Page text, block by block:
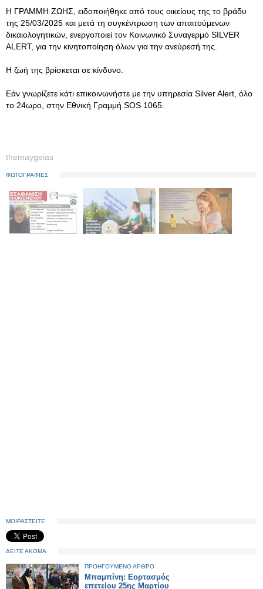
Η ΓΡΑΜΜΗ ΖΩΗΣ, ειδοποιήθηκε από τους οικείους της το βράδυ
της 25/03/2025 και μετά τη συγκέντρωση των απαιτούμενων
δικαιολογητικών, ενεργοποιεί τον Κοινωνικό Συναγερμό SILVER
ALERT, για την κινητοποίηση όλων για την ανεύρεσή της.
Η ζωή της βρίσκεται σε κίνδυνο.
Εάν γνωρίζετε κάτι επικοινωνήστε με την υπηρεσία Silver Alert, όλο
το 24ωρο, στην Εθνική Γραμμή SOS 1065.
themaygeias
ΦΩΤΟΓΡΑΦΙΕΣ
ΜΟΙΡΑΣΤΕΙΤΕ
ΔΕΙΤΕ ΑΚΟΜΑ
ΠΡΟΗΓΟΥΜΕΝΟ ΑΡΘΡΟ
Μπαμπίνη: Εορτασμός
επετείου 25ης Μαρτίου